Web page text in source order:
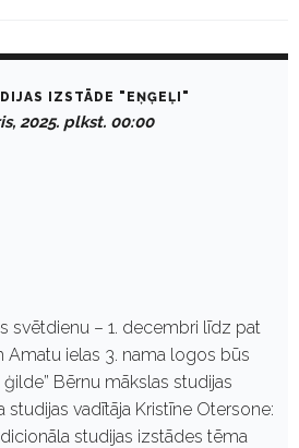
IZSTĀDE "EŅĢEĻI"
2025. plkst. 00:00
svētdienu – 1. decembri līdz pat
Amatu ielas 3. nama logos būs
ģilde” Bērnu mākslas studijas
studijas vadītāja Kristīne Otersone:
studijas izstādes tēma